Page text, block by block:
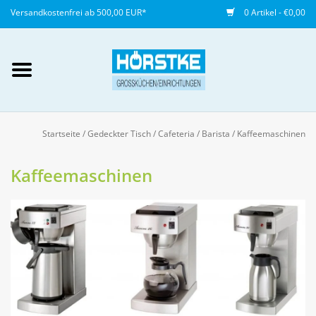
Versandkostenfrei ab 500,00 EUR* 0 Artikel - €0,00
anlegen
Gedeckter Tisch
Buffet
Fingerfood
Startseite /Gedeckter Tisch/Cafeteria / Barista / Kaffeemaschinen
Kaffeemaschinen